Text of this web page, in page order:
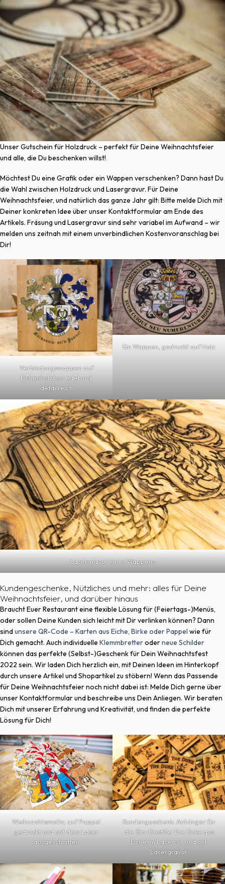
Unser Gutschein für Holzdruck – perfekt für Deine Weihnachtsfeier
und alle, die Du beschenken willst!
Möchtest Du eine Grafik oder ein Wappen verschenken? Dann hast Du
die Wahl zwischen Holzdruck und Lasergravur. Für Deine
Weihnachtsfeier, und natürlich das ganze Jahr gilt: Bitte melde Dich mit
Deiner konkreten Idee über unser Kontaktformular am Ende des
Artikels. Fräsung und Lasergravur sind sehr variabel im Aufwand – wir
melden uns zeitnah mit einem unverbindlichen Kostenvoranschlag bei
Dir!
Verbindungswappen auf
Eichenholzton: edel und
detailreich
Ein Wappen, gedruckt auf Holz
Lasergravur eines Wappens
Kundengeschenke, Nützliches und mehr: alles für Deine
Weihnachtsfeier, und darüber hinaus
Braucht Euer Restaurant eine flexible Lösung für (Feiertags-)Menüs,
oder sollen Deine Kunden sich leicht mit Dir verlinken können? Dann
sindunsere QR-Code – Karten aus Eiche, Birke oder Pappel wie für
Dich gemacht. Auch individuelle Klemmbretteroderneue Schilder
können das perfekte (Selbst-)Geschenk für Dein Weihnachtsfest
2022 sein. Wir laden Dich herzlich ein, mit Deinen Ideen im Hinterkopf
durch unsere Artikel und Shopartikel zu stöbern! Wenn das Passende
für Deine Weihnachtsfeier noch nicht dabei ist: Melde Dich gerne über
unser Kontaktformular und beschreibe uns Dein Anliegen. Wir beraten
Dich mit unserer Erfahrung und Kreativität, und finden die perfekte
Lösung für Dich!
Weihnachtsmotiv, auf Pappel
gedruckt und mit dem Laser
ausgeschnitten
Kundengeschenk: Anhänger für
die Gin-Destille The Duke aus
Eiche im Lasercut und mit
Lasergravur